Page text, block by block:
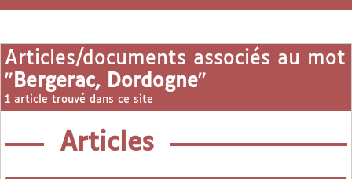
Articles/documents associés au mot
" Bergerac, Dordogne"
1 article trouvé dans ce site
Articles